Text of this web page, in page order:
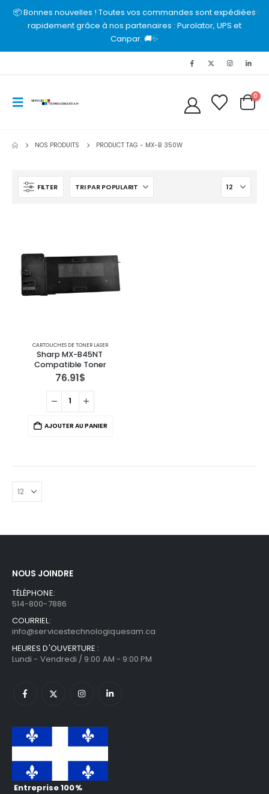
📦 Bonnes nouvelles ! Toutes vos commandes sont expédiées
rapidement grâce à nos partenaires : Purolator, UPS et
Canpar. 🚚✨
0
NOS PRODUITS PRODUCT TAG - MX-B 350W
FILTER
CARTOUCHES DE TONER LASER
Sharp MX-B45NT
Compatible Toner
76.91$
AJOUTER AU PANIER
NOUS JOINDRE
TÉLÉPHONE:
514-800-7886
COURRIEL:
info@servicestechnologiquesam.ca
HEURES D'OUVERTURE :
Lundi - Vendredi / 9:00 AM - 9:00 PM
Entreprise 100%